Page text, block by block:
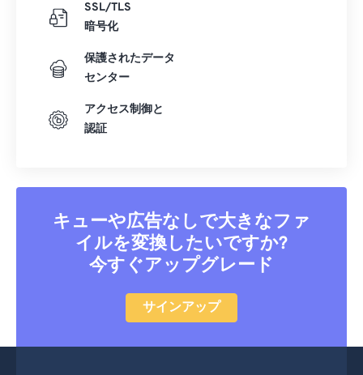
SSL/TLS
暗号化
保護されたデータ
センター
アクセス制御と
認証
キューや広告なしで大きなファ
イルを変換したいですか?
今すぐアップグレード
サインアップ